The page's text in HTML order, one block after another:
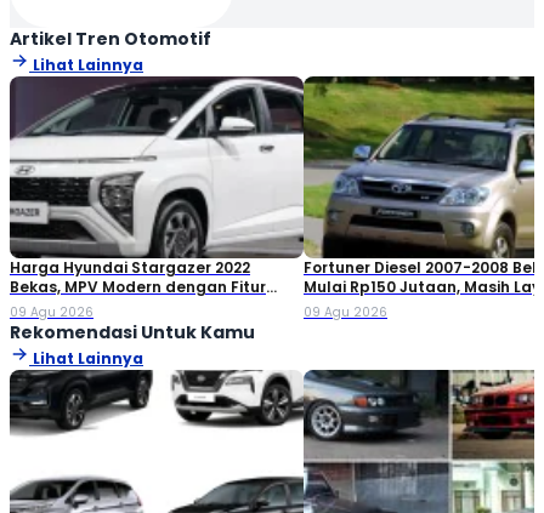
Artikel Tren Otomotif
Lihat Lainnya
Harga Hyundai Stargazer 2022
Bekas, MPV Modern dengan Fitur
Lengkap!
09 Agu 2026
Fortuner Diesel 2007-2008
Mulai Rp150 Jutaan, Masih
Dibeli?
09 Agu 2026
Rekomendasi Untuk Kamu
Lihat Lainnya